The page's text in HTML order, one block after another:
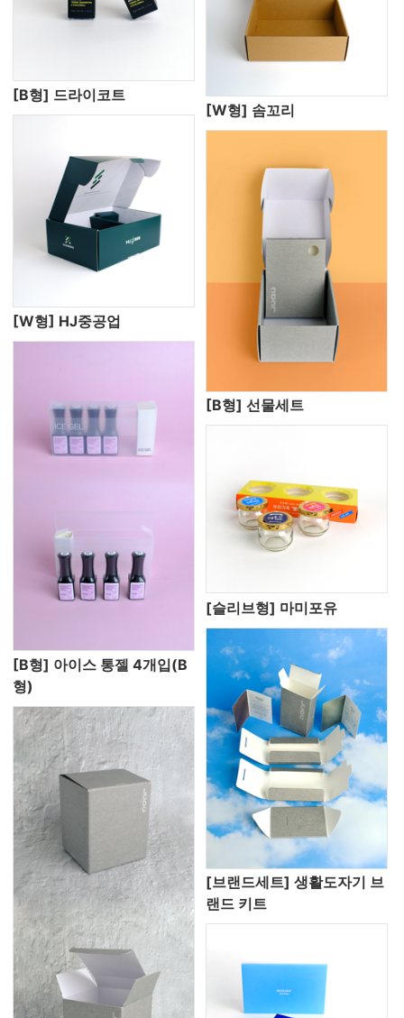
[B형] 드라이코트
[W형] 솜꼬리
[W형] HJ중공업
[B형] 선물세트
[B형] 아이스 통젤 4개입(B
형)
[슬리브형] 마미포유
[브랜드세트] 생활도자기 브
랜드 키트